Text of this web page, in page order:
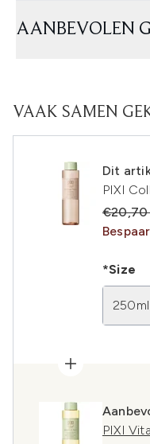
AANBEVOLEN
VAAK SAMEN
Dit
PIXI
*Size
250ml
PIXI